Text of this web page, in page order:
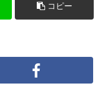
コピー